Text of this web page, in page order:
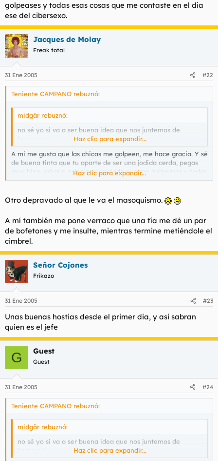
golpeases y todas esas cosas que me contaste en el dia
ese del cibersexo.
Jacques de Molay
Freak total
31 Ene 2005 #22
Teniente CAMPANO rebuznó:
midgär rebuznó:
no sé yo si va a ser buena idea que nos juntemos de
Haz clic para expandir...
A mi me gusta que las chicas me golpeen, me hace gracia. Y sé
de buena tinta que tu aparte de ser una jodida cerda, pegas
muy bien, así que estaria encantado que me golpeases y todas
esas cosas que me contaste en el dia ese del cibersexo.
Haz clic para expandir...
Otro depravado al que le va el masoquismo.
A mí también me pone verraco que una tía me dé un par
de bofetones y me insulte, mientras termine metiéndole el
cimbrel.
Señor Cojones
Frikazo
31 Ene 2005 #23
Unas buenas hostias desde el primer dia, y asi sabran
quien es el jefe
G Guest
Guest
31 Ene 2005 #24
Teniente CAMPANO rebuznó:
midgär rebuznó:
no sé yo si va a ser buena idea que nos juntemos de
Haz clic para expandir...